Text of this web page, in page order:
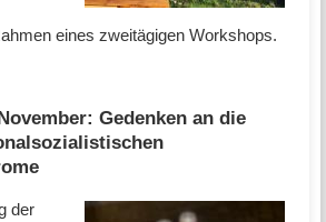
eines zweitägigen Workshops.
Gedenken an die
der